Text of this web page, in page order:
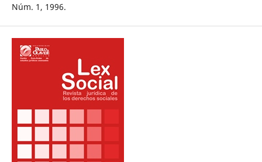
Núm. 1, 1996.